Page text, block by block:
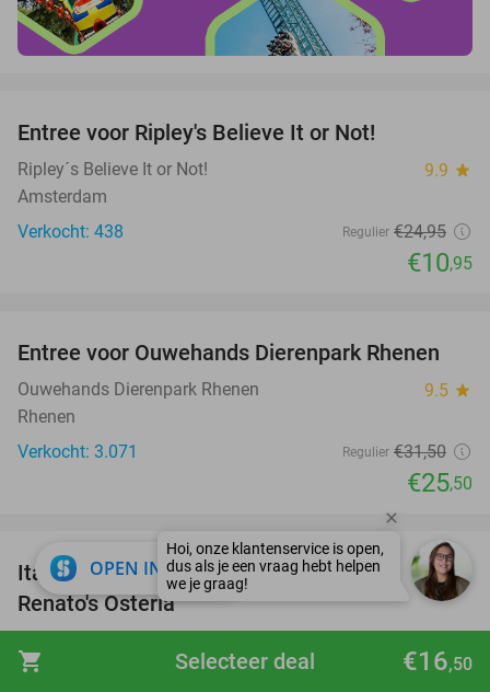
shopping_cart €16,50
Selecteer deal
Entree voor Ripley's Believe It or Not!
Ripley´s Believe It or Not! 9.9 star
Amsterdam
Verkocht: 438
Regulier €24,95
€10,95
19%
Entree voor Ouwehands Dierenpark Rhenen
Ouwehands Dierenpark Rhenen 9.5 star
Rhenen
Verkocht: 3.071
Regulier €31,50
€25,50
48%
Italiaans 2- of 3-gangen keuzediner bij
Renato's Osteria
Amsterdam
OPEN IN APP close